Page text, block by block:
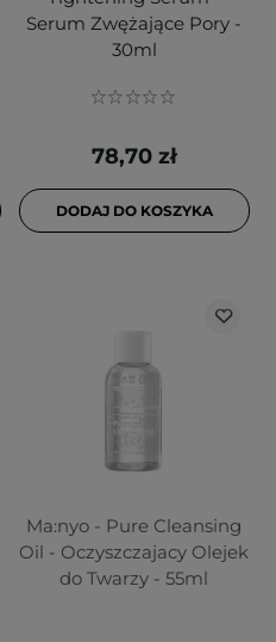
Serum Zwężające Pory -
30ml
78,70 zł
DODAJ DO KOSZYKA
Ma:nyo - Pure Cleansing
Oil - Oczyszczajacy Olejek
do Twarzy - 55ml